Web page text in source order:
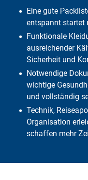
Eine gute
entspannt startet
Funktionale
ausreichender
Sicherheit und
Notwendige
wichtige
und vollständig
Technik,
Organisation
schaffen mehr